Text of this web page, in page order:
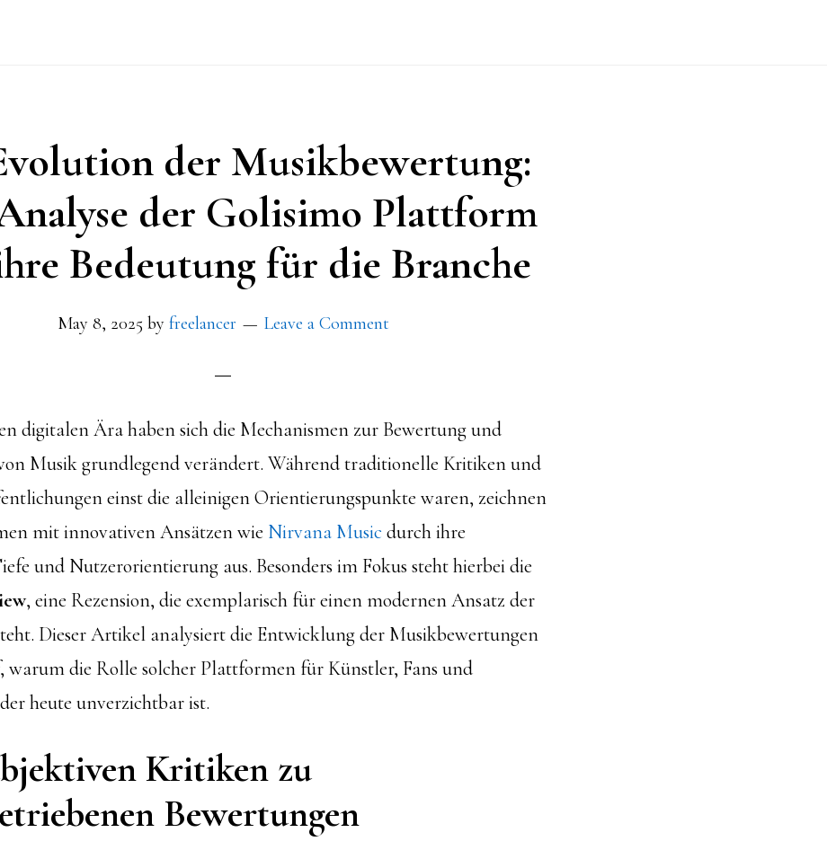
der Musikbewertung:
der Golisimo Plattform
Bedeutung für die Branche
May 8, 2025 by freelancer Leave a Comment
digitalen Ära haben sich die Mechanismen zur Bewertung und
Musik grundlegend verändert. Während traditionelle Kritiken und
einst die alleinigen Orientierungspunkte waren, zeichnen
mit innovativen Ansätzen wie Nirvana Music durch ihre
und Nutzerorientierung aus. Besonders im Fokus steht hierbei die
, eine Rezension, die exemplarisch für einen modernen Ansatz der
Dieser Artikel analysiert die Entwicklung der Musikbewertungen
warum die Rolle solcher Plattformen für Künstler, Fans und
heute unverzichtbar ist.
Kritiken zu
Bewertungen